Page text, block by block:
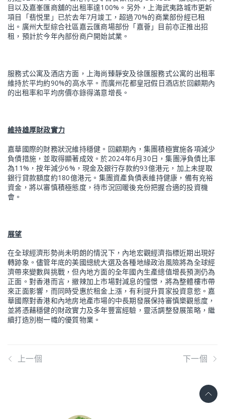
目以及嘉峯匯商舖的出租率達100%。另外，上海武夷路城市更新
項目「翡悦里」已於去年7月竣工，超過70%的商業部份經已租
出。廣州大型綜合社區嘉云匯商場部份「嘉薈」目前亦正推出招
租，預計於今年內部份商户開始試業。
服務式公寓及酒店方面，上海尚臻靜安及徐匯服務式公寓的出租率
維持於平均約90%的高水平。而廣州花都皇冠假日酒店於回顧期內
的出租率和平均房價亦錄得滿意增長。
維持雄厚財政實力
嘉華國際的財務狀況維持穩健。回顧期內，集團積極實施各項減少
負債措施，並取得顯著成效。於2024年6月30日，集團淨負債比率
為11%，按年減少6%，現金及銀行存款約93億港元，加上未提取
銀行貸款額度約180億港元。集團資產負債表維持健康，備有充裕
資金，將以審慎積極態度，待市況回暖後充份把握合適的投資機
會。
展望
在全球經濟形勢尚未明朗的情況下，內地宏觀經濟指標近期出現好
轉跡象。儘管年底的美國總統大選及各種地緣政治風險將為全球經
濟帶來變數與挑戰，但內地方面的全年國內生產總值增長預測仍為
正面。對香港而言，撤辣加上市場對減息的憧憬，將為整體樓市帶
來正面影響，而同時受惠於租金上漲，有利提升買家投資意慾。嘉
華國際對香港和內地房地產市場的中長期發展保持審慎樂觀態度，
並將憑藉穩健的財政實力及多年豐富經驗，靈活調整發展策略，繼
續打造別樹一幟的優質物業。
上一個 下一個